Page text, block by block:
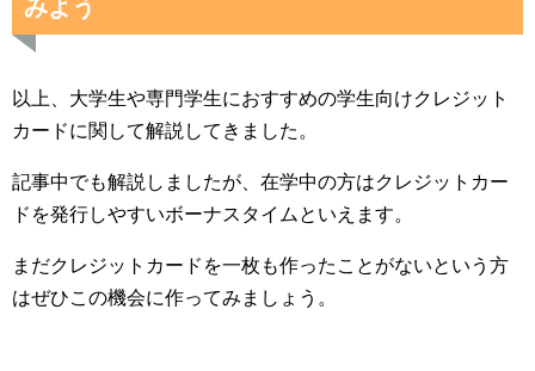
みよう
以上、大学生や専門学生におすすめの学生向けクレジット
カードに関して解説してきました。
記事中でも解説しましたが、在学中の方はクレジットカー
ドを発行しやすいボーナスタイムといえます。
まだクレジットカードを一枚も作ったことがないという方
はぜひこの機会に作ってみましょう。